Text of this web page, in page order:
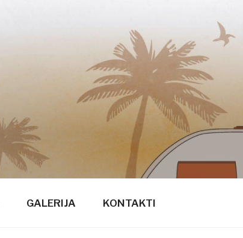
GALERIJA KONTAKTI